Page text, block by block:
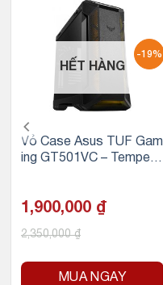
-19%
HẾT HÀNG
Vỏ Case Asus TUF Gam
ing GT501VC – Tempere
1,900,000 ₫
2,350,000₫
MUA NGAY